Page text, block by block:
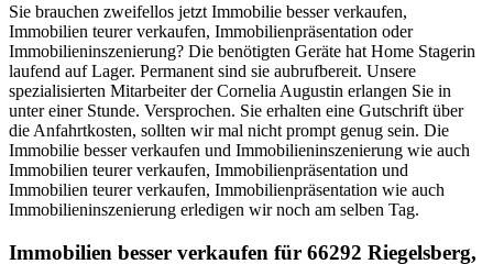
Sie brauchen zweifellos jetzt Immobilie besser verkaufen,
Immobilien teurer verkaufen, Immobilienpräsentation oder
Immobilieninszenierung? Die benötigten Geräte hat Home Stagerin
laufend auf Lager. Permanent sind sie aubrufbereit. Unsere
spezialisierten Mitarbeiter der Cornelia Augustin erlangen Sie in
unter einer Stunde. Versprochen. Sie erhalten eine Gutschrift über
die Anfahrtkosten, sollten wir mal nicht prompt genug sein. Die
Immobilie besser verkaufen und Immobilieninszenierung wie auch
Immobilien teurer verkaufen, Immobilienpräsentation und
Immobilien teurer verkaufen, Immobilienpräsentation wie auch
Immobilieninszenierung erledigen wir noch am selben Tag.
Immobilien besser verkaufen für 66292 Riegelsberg,